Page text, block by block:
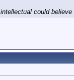
could believe